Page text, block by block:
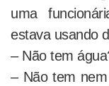
uma
estava usando
– Não tem
– Não tem